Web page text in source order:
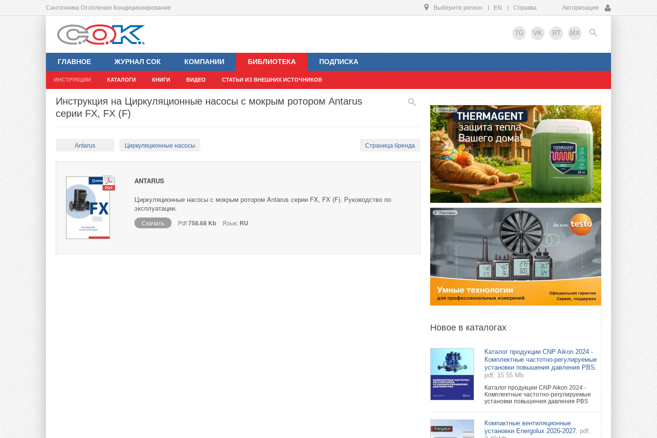
Сантехника Отопление Кондиционирование Выберите регион EN Справка Авторизация
TG VK RT MX
ГЛАВНОЕ ЖУРНАЛ СОК КОМПАНИИ БИБЛИОТЕКА
ИНСТРУКЦИИ КАТАЛОГИ КНИГИ ВИДЕО СТАТЬИ ИЗ ВНЕШНИХ ИСТОЧНИКОВ
ПОДПИСКА
EN
Инструкция на Циркуляционные насосы с мокрым ротором Antarus
серии FX, FX (F)
Antarus Циркуляционные насосы Страница бренда
ANTARUS
Циркуляционные насосы с мокрым ротором Antarus серии FX, FX (F). Руководство по
эксплуатации.
Скачать Pdf758.68 Kb Язык: RU
Реклама
Реклама
Новое в каталогах
Каталог продукции CNP Aikon 2024 -
Комплектные частотно-регулируемые
установки повышения давления PBS.
pdf, 15.55 Mb
Каталог продукции CNP Aikon 2024 -
Комплектные частотно-регулируемые
установки повышения давления PBS
Компактные вентиляционные
установки Energolux 2026-2027. pdf,